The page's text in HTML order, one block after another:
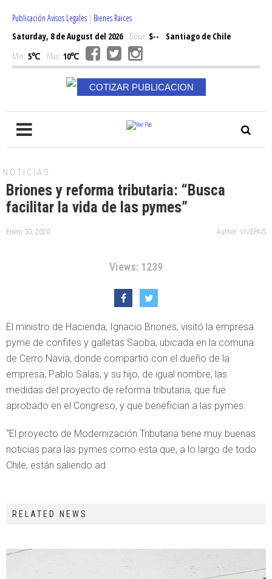
Publicación Avisos Legales | Bienes Raices
Saturday, 8 de August del 2026Dólar: $--
Santiago de Chile
Min: 5℃ Max: 10℃
COTIZAR PUBLICACION
NOTICIAS
Briones y reforma tributaria: “Busca
facilitar la vida de las pymes”
Enero 30, 2020 Author: VIVEPAIS
Views: 1239
El ministro de Hacienda, Ignacio Briones, visitó la empresa
pyme de confites y galletas Saoba, ubicada en la comuna
de Cerro Navia, donde compartió con el dueño de la
empresa, Pablo Salas, y su hijo, de igual nombre, las
medidas del proyecto de reforma tributaria, que fue
aprobado en el Congreso, y que benefician a las pymes.
“El proyecto de Modernización Tributaria tiene muy buenas
noticias para las pymes como esta que, a lo largo de todo
Chile, están saliendo ad
RELATED NEWS